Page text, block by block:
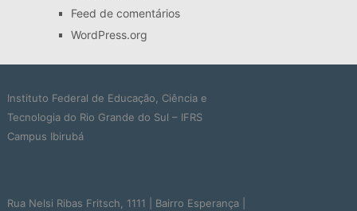
Feed de comentários
WordPress.org
Instituto Federal de Educação, Ciência e
Tecnologia do Rio Grande do Sul – IFRS
Campus Ibirubá
Rua Nelsi Ribas Fritsch, 1111 | Bairro Esperança |